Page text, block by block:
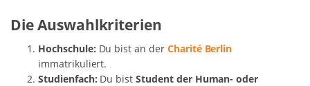
Die Auswahlkriterien
Hochschule: Du bist an der Charité Berlin
immatrikuliert.
Studienfach: Du bistStudent der Human- oder